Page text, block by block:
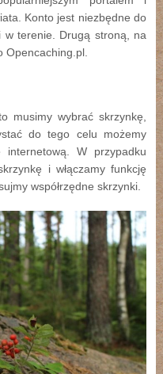
Konto jest niezbędne do
w terenie. Drugą stroną, na
Opencaching.pl.
musimy wybrać skrzynkę,
do tego celu możemy
internetową. W przypadku
i włączamy funkcję
współrzędne skrzynki.